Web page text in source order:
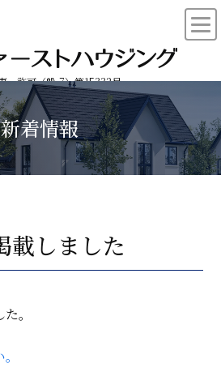
許可（般-7）第15332号
新着情報
載しました
。